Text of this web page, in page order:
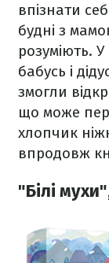
впізнати
будні з
розуміють. У
бабусь і
змогли
що може
хлопчик
впродовж
"Білі